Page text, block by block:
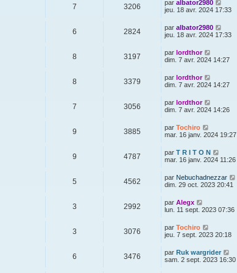
7 3206 par albator2980
jeu. 18 avr. 2024 17:33
6 2824 par albator2980
jeu. 18 avr. 2024 17:33
8 3197 par lordthor
dim. 7 avr. 2024 14:27
8 3379 par lordthor
dim. 7 avr. 2024 14:27
7 3056 par lordthor
dim. 7 avr. 2024 14:26
9 3885 par Tochiro
mar. 16 janv. 2024 19:27
9 4787 par T R I T O N
mar. 16 janv. 2024 11:26
5 4562 par Nebuchadnezzar
dim. 29 oct. 2023 20:41
3 2992 par Alegx
lun. 11 sept. 2023 07:36
3 3076 par Tochiro
jeu. 7 sept. 2023 20:18
6 3476 par Ruk wargrider
sam. 2 sept. 2023 16:30